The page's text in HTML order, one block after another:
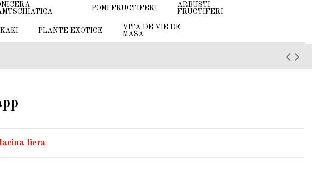
POMI FRUCTIFERI
ARBUSTI
FRUCTIFERI
KAKI PLANTE EXOTICE
VITA DE VIE DE
MASA
liera